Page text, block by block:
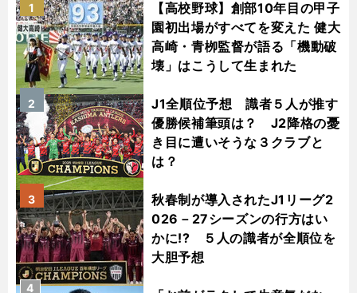
【高校野球】創部10年目の甲子
園初出場がすべてを変えた 健大
高崎・青栁監督が語る「機動破
壊」はこうして生まれた
1
J1全順位予想 識者５人が推す
優勝候補筆頭は？ J2降格の憂
き目に遭いそうな３クラブと
は？
2
秋春制が導入されたJ1リーグ2
026－27シーズンの行方はい
かに!? ５人の識者が全順位を
大胆予想
3
4